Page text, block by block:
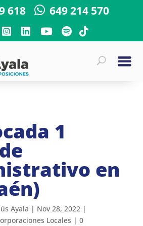
618 649 214 570
1
en
Ayala | Nov 28, 2022 |
Locales |0